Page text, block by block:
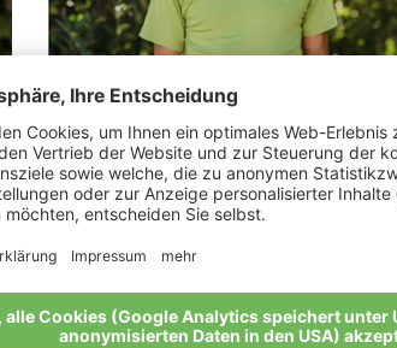
Gorfer Johannes
„Glücklich in den Fußstapfen meines
Professors.“
Meine Geschichte
Alle Bio-Bauern im Überblick